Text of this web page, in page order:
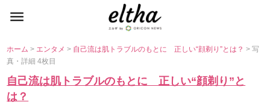
ホーム> エンタメ> 自己流は肌トラブルのもとに 正しい“顔剃り”とは？> 写
真・詳細 4枚目
自己流は肌トラブルのもとに 正しい“顔剃り”と
は？